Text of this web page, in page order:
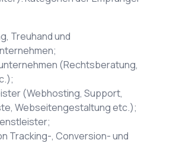
Treuhand und
(Rechtsberatung,
(Webhosting, Support,
Webseitengestaltung etc.);
Tracking-, Conversion- und